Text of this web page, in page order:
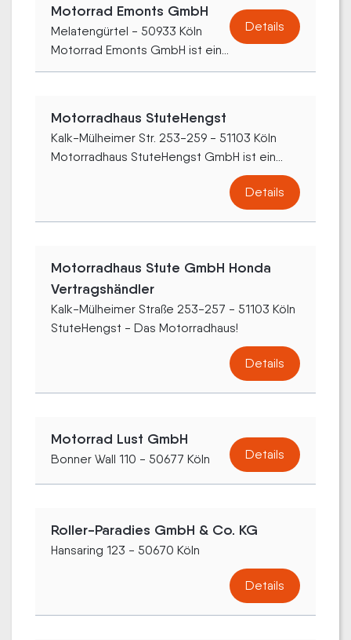
Motorrad Emonts GmbH
Melatengürtel - 50933 Köln
Motorrad Emonts GmbH ist ein...
Details
Motorradhaus StuteHengst
Kalk-Mülheimer Str. 253-259 - 51103 Köln
Motorradhaus StuteHengst GmbH ist ein...
Details
Motorradhaus Stute GmbH Honda
Vertragshändler
Kalk-Mülheimer Straße 253-257 - 51103 Köln
StuteHengst - Das Motorradhaus!
Details
Motorrad Lust GmbH
Bonner Wall 110 - 50677 Köln Details
Roller-Paradies GmbH & Co. KG
Hansaring 123 - 50670 Köln
Details